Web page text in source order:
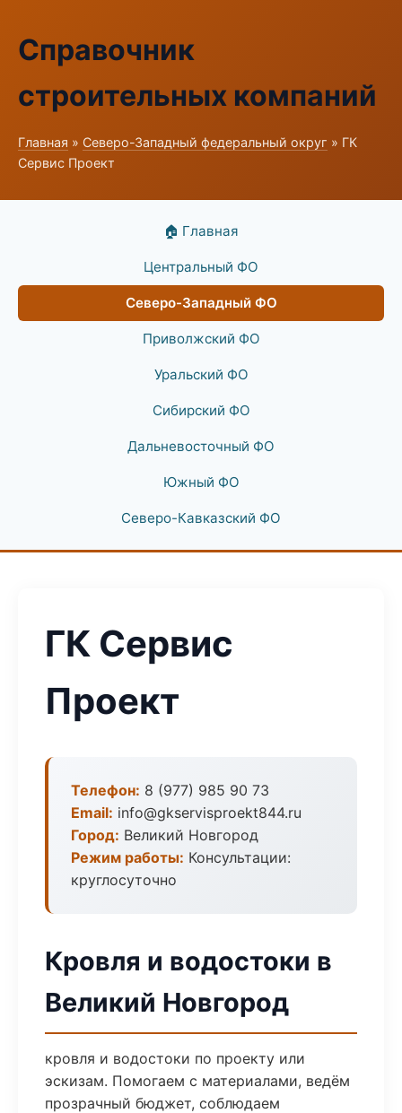
Справочник
строительных компаний
Главная » Северо-Западный федеральный округ » ГК
Сервис Проект
🏠 Главная
Центральный ФО
Северо-Западный ФО
Приволжский ФО
Уральский ФО
Сибирский ФО
Дальневосточный ФО
Южный ФО
Северо-Кавказский ФО
ГК Сервис
Проект
Телефон: 8 (977) 985 90 73
Email: info@gkservisproekt844.ru
Город: Великий Новгород
Режим работы: Консультации:
круглосуточно
Кровля и водостоки в
Великий Новгород
кровля и водостоки по проекту или
эскизам. Помогаем с материалами, ведём
прозрачный бюджет, соблюдаем